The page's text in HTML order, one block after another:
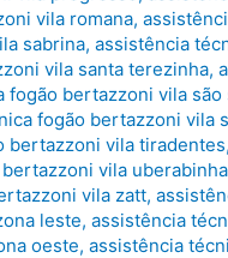
vila romana,
sabrina, assistência
vila santa terezinha,
fogão bertazzoni vila
fogão bertazzoni vila
bertazzoni vila tiradentes,
vila uberabinha
vila zatt,
leste, assistência
oeste, assistência